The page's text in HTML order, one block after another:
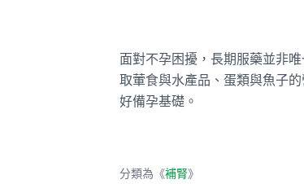
面對不孕困擾，長期服藥並非
取葷食與水產品、蛋類與魚子
好備孕基礎。
分類為《補腎》